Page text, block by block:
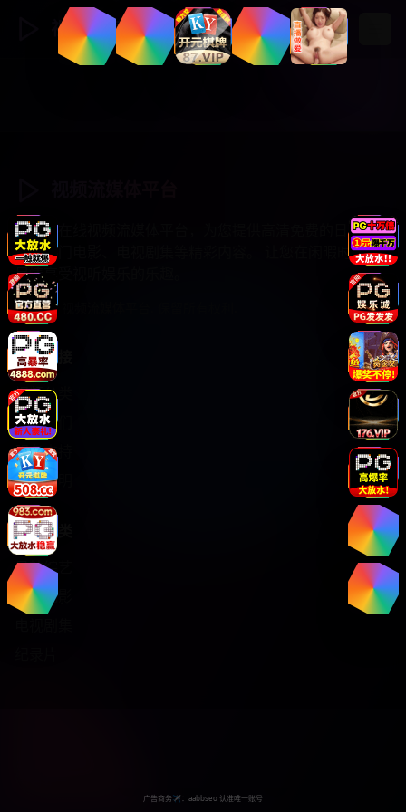
视频流媒体 登录 注册
专业的在线视频流媒体平台，为您提供高清免费的日韩综
艺、热门电影、电视剧集等精彩内容。 让您在闲暇时光中
尽情享受视听娱乐的乐趣。
© 2025 视频流媒体平台. 保留所有权利.
快速链接
视频分类
关于我们
服务支持
版权声明
热门分类
日韩综艺
热门电影